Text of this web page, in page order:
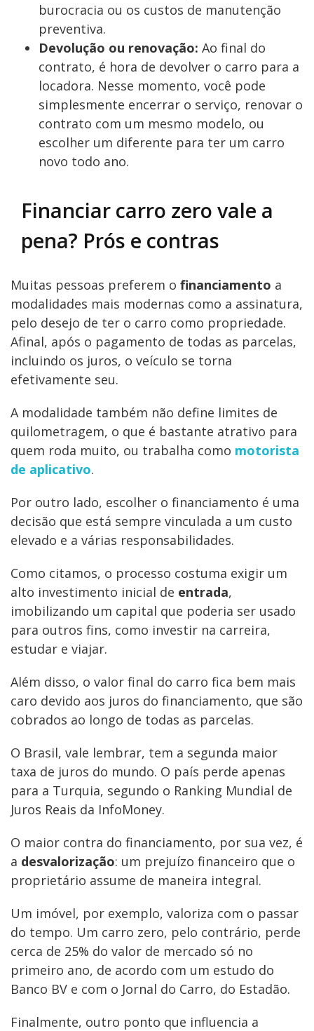
burocracia ou os custos de manutenção
preventiva.
Devolução ou renovação: Ao final do
contrato, é hora de devolver o carro para a
locadora. Nesse momento, você pode
simplesmente encerrar o serviço, renovar o
contrato com um mesmo modelo, ou
escolher um diferente para ter um carro
novo todo ano.
Financiar carro zero vale a
pena? Prós e contras
Muitas pessoas preferem o financiamento a
modalidades mais modernas como a assinatura,
pelo desejo de ter o carro como propriedade.
Afinal, após o pagamento de todas as parcelas,
incluindo os juros, o veículo se torna
efetivamente seu.
A modalidade também não define limites de
quilometragem, o que é bastante atrativo para
quem roda muito, ou trabalha como motorista
de aplicativo.
Por outro lado, escolher o financiamento é uma
decisão que está sempre vinculada a um custo
elevado e a várias responsabilidades.
Como citamos, o processo costuma exigir um
alto investimento inicial de entrada,
imobilizando um capital que poderia ser usado
para outros fins, como investir na carreira,
estudar e viajar.
Além disso, o valor final do carro fica bem mais
caro devido aos juros do financiamento, que são
cobrados ao longo de todas as parcelas.
O Brasil, vale lembrar, tem a segunda maior
taxa de juros do mundo. O país perde apenas
para a Turquia, segundo o Ranking Mundial de
Juros Reais da InfoMoney.
O maior contra do financiamento, por sua vez, é
a desvalorização: um prejuízo financeiro que o
proprietário assume de maneira integral.
Um imóvel, por exemplo, valoriza com o passar
do tempo. Um carro zero, pelo contrário, perde
cerca de 25% do valor de mercado só no
primeiro ano, de acordo com um estudo do
Banco BV e com o Jornal do Carro, do Estadão.
Finalmente, outro ponto que influencia a